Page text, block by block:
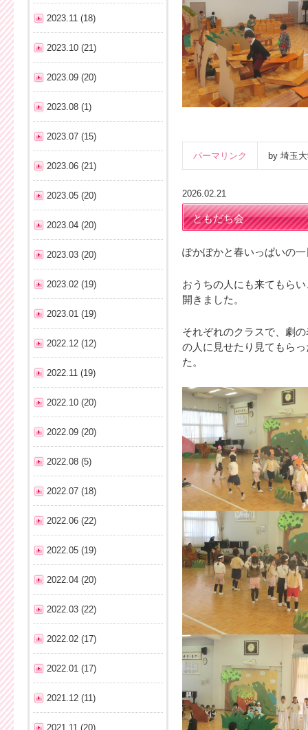
パーマリンク by 埼玉
2026.02.21
ともだち会
ぽかぽかと春いっぱいの
おうちの人にも来てもら
開きました。
それぞれのクラスで、劇
の人に見せたり見てもら
た。
2023.11 (18)
2023.10 (21)
2023.09 (20)
2023.08 (1)
2023.07 (15)
2023.06 (21)
2023.05 (20)
2023.04 (20)
2023.03 (20)
2023.02 (19)
2023.01 (19)
2022.12 (12)
2022.11 (19)
2022.10 (20)
2022.09 (20)
2022.08 (5)
2022.07 (18)
2022.06 (22)
2022.05 (19)
2022.04 (20)
2022.03 (22)
2022.02 (17)
2022.01 (17)
2021.12 (11)
2021.11 (20)